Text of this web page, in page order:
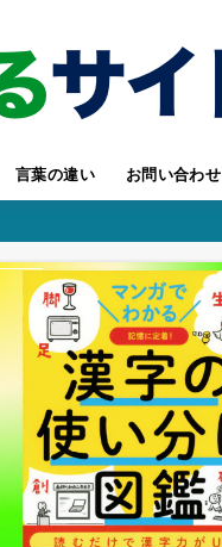
言葉の違い お問い合わせ